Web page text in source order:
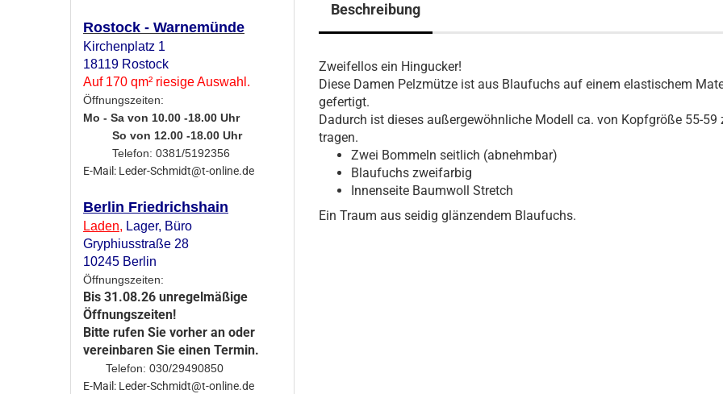
Beschreibung
Zweifellos ein Hingucker!
Diese Damen Pelzmütze ist aus Blaufuchs auf einem elastischem
gefertigt.
Dadurch ist dieses außergewöhnliche Modell ca. von Kopfgröße 55-59
tragen.
Zwei Bommeln seitlich (abnehmbar)
Blaufuchs zweifarbig
Innenseite Baumwoll Stretch
Ein Traum aus seidig glänzendem Blaufuchs.
Rostock - Warnemünde
Kirchenplatz 1
18119 Rostock
Auf 170 qm² riesige Auswahl.
Öffnungszeiten:
Mo - Sa von 10.00 -18.00 Uhr
So von 12.00 -18.00 Uhr
Telefon: 0381/5192356
E-Mail: Leder-Schmidt@t-online.de
Berlin Friedrichshain
Laden, Lager, Büro
Gryphiusstraße 28
10245 Berlin
Öffnungszeiten:
Bis 31.08.26 unregelmäßige
Öffnungszeiten!
Bitte rufen Sie vorher an oder
vereinbaren Sie einen Termin.
Telefon: 030/29490850
E-Mail: Leder-Schmidt@t-online.de